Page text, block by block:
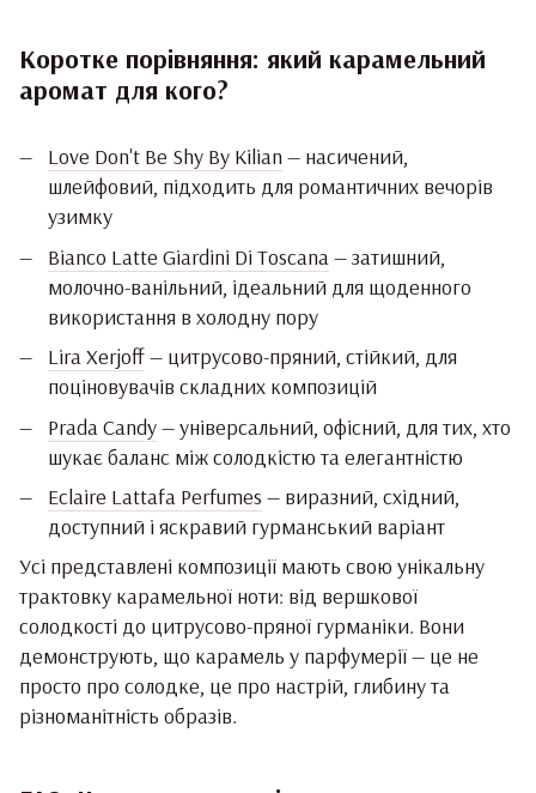
Коротке порівняння: який карамельний
аромат для кого?
Love Don't Be Shy By Kilian — насичений,
шлейфовий, підходить для романтичних вечорів
узимку
Bianco Latte Giardini Di Toscana— затишний,
молочно-ванільний, ідеальний для щоденного
використання в холодну пору
Lira Xerjoff— цитрусово-пряний, стійкий, для
поціновувачів складних композицій
Prada Candy— універсальний, офісний, для тих, хто
шукає баланс між солодкістю та елегантністю
Eclaire Lattafa Perfumes — виразний, східний,
доступний і яскравий гурманський варіант
Усі представлені композиції мають свою унікальну
трактовку карамельної ноти: від вершкової
солодкості до цитрусово-пряної гурманіки. Вони
демонструють, що карамель у парфумерії — це не
просто про солодке, це про настрій, глибину та
різноманітність образів.